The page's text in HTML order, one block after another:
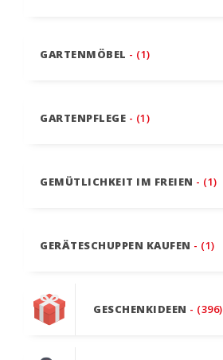
GARTENMÖBEL - (1)
GARTENPFLEGE - (1)
GEMÜTLICHKEIT IM FREIEN - (1)
GERÄTESCHUPPEN KAUFEN - (1)
GESCHENKIDEEN - (396)